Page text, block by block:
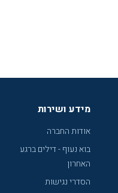
מידע ושירות
אודות החברה
בוא נעוף - דילים ברגע
האחרון
הסדרי נגישות